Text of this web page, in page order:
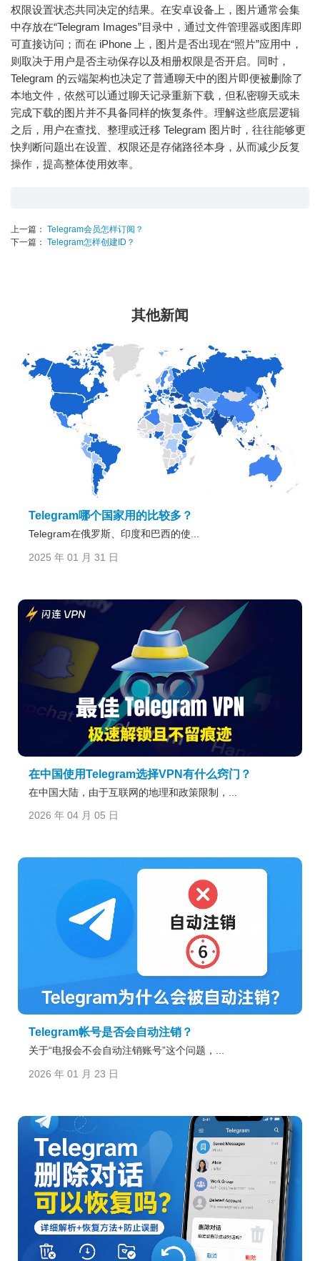
权限设置状态共同决定的结果。在安卓设备上，图片通常会集
中存放在“Telegram Images”目录中，通过文件管理器或图库即
可直接访问；而在 iPhone 上，图片是否出现在“照片”应用中，
则取决于用户是否主动保存以及相册权限是否开启。同时，
Telegram 的云端架构也决定了普通聊天中的图片即便被删除了
本地文件，依然可以通过聊天记录重新下载，但私密聊天或未
完成下载的图片并不具备同样的恢复条件。理解这些底层逻辑
之后，用户在查找、整理或迁移 Telegram 图片时，往往能够更
快判断问题出在设置、权限还是存储路径本身，从而减少反复
操作，提高整体使用效率。
上一篇： Telegram会员怎样订阅？
下一篇： Telegram怎样创建ID？
其他新闻
Telegram哪个国家用的比较多？
Telegram在俄罗斯、印度和巴西的使...
2025 年 01 月 31 日
在中国使用Telegram选择VPN有什么窍门？
在中国大陆，由于互联网的地理和政策限制，...
2026 年 04 月 05 日
Telegram帐号是否会自动注销？
关于“电报会不会自动注销账号”这个问题，...
2026 年 01 月 23 日